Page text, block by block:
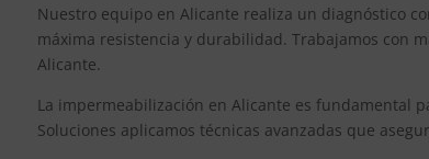
Nuestro equipo en Alicante realiza un diagnóstico
máxima resistencia y durabilidad. Trabajamos con
Alicante.
La impermeabilización en Alicante es fundamental
Soluciones aplicamos técnicas avanzadas que